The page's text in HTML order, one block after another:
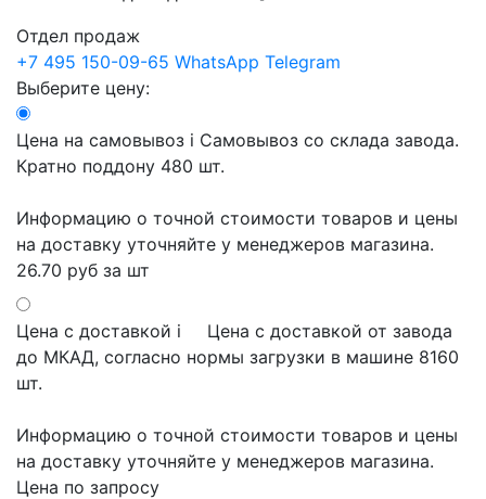
Отдел продаж
+7 495 150-09-65 WhatsApp Telegram
Выберите цену:
Цена на самовывоз i Самовывоз со склада завода.
Кратно поддону 480 шт.
Информацию о точной стоимости товаров и цены
на доставку уточняйте у менеджеров магазина.
26.70 руб за шт
Цена с доставкой i
Цена с доставкой от завода
до МКАД, согласно нормы загрузки в машине 8160
шт.
Информацию о точной стоимости товаров и цены
на доставку уточняйте у менеджеров магазина.
Цена по запросу